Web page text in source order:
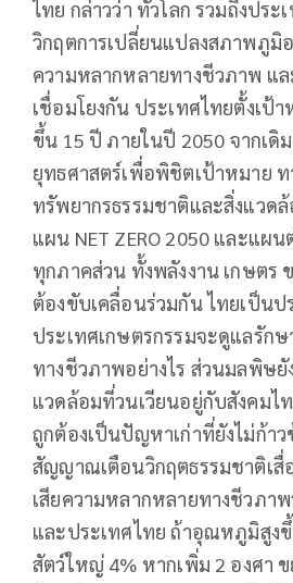
ไทย กล่าวว่า ทั่วโลก รวมถึงประ
วิกฤตการเปลี่ยนแปลงสภาพภูมิ
ความหลากหลายทางชีวภาพ แ
เชื่อมโยงกัน ประเทศไทยตั้งเป้า
ขึ้น 15 ปี ภายในปี 2050 จากเดิ
ยุทธศาสตร์เพื่อพิชิตเป้าหมาย ท
ทรัพยากรธรรมชาติและสิ่งแวด
แผน NET ZERO 2050 และแผน
ทุกภาคส่วน ทั้งพลังงาน เกษตร
ต้องขับเคลื่อนร่วมกัน ไทยเป็นป
ประเทศเกษตรกรรมจะดูแลรัก
ทางชีวภาพอย่างไร ส่วนมลพิษ
แวดล้อมที่วนเวียนอยู่กับสังคมไ
ถูกต้องเป็นปัญหาเก่าที่ยังไม่ก้า
สัญญาณเตือนวิกฤตธรรมชาติเสื่
เสียความหลากหลายทางชีวภา
และประเทศไทย ถ้าอุณหภูมิสูง
สัตว์ใหญ่ 4% หากเพิ่ม 2 องศา